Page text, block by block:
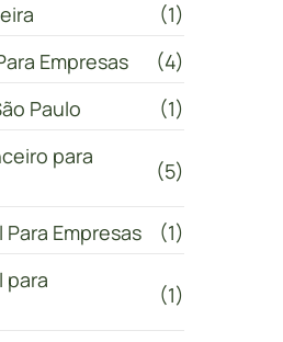
(1)
Empresas
(4)
Paulo
(1)
para
(5)
Empresas
(1)
para
(1)